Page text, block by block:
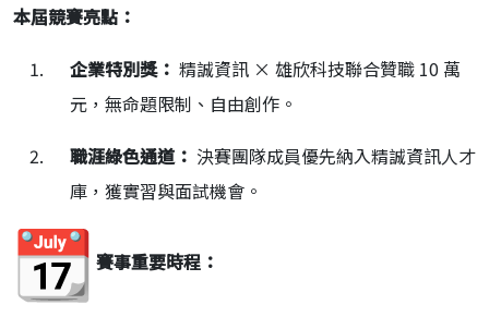
本屆競賽亮點：
企業特別獎： 精誠資訊 × 雄欣科技聯合贊職 10 萬
元，無命題限制、自由創作。
職涯綠色通道： 決賽團隊成員優先納入精誠資訊人才
庫，獲實習與面試機會。
賽事重要時程：